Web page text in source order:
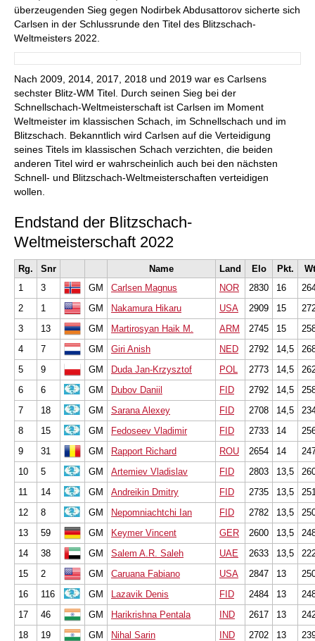
überzeugenden Sieg gegen Nodirbek Abdusattorov sicherte sich
Carlsen in der Schlussrunde den Titel des Blitzschach-
Weltmeisters 2022.
Nach 2009, 2014, 2017, 2018 und 2019 war es Carlsens
sechster Blitz-WM Titel. Durch seinen Sieg bei der
Schnellschach-Weltmeisterschaft ist Carlsen im Moment
Weltmeister im klassischen Schach, im Schnellschach und im
Blitzschach. Bekanntlich wird Carlsen auf die Verteidigung
seines Titels im klassischen Schach verzichten, die beiden
anderen Titel wird er wahrscheinlich auch bei den nächsten
Schnell- und Blitzschach-Weltmeisterschaften verteidigen
wollen.
Endstand der Blitzschach-
Weltmeisterschaft 2022
Rg. Snr Name Land Elo Pkt.
1
3 GM Carlsen Magnus NOR 2830 16
2
1 GM Nakamura Hikaru USA 2909 15
3
13 GM Martirosyan Haik M. ARM 2745 15
4
7 GM Giri Anish NED 2792 14,5
5
9 GM Duda Jan-Krzysztof POL 2773 14,5
6
6 GM Dubov Daniil FID 2792 14,5
7
18 GM Sarana Alexey FID 2708 14,5
8
15 GM Fedoseev Vladimir FID 2733 14
9
31 GM Rapport Richard ROU 2654 14
10
5 GM Artemiev Vladislav FID 2803 13,5
11
14 GM Andreikin Dmitry FID 2735 13,5
12
8 GM Nepomniachtchi Ian FID 2782 13,5
13
59 GM Keymer Vincent GER 2600 13,5
14
38 GM Salem A.R. Saleh UAE 2633 13,5
15
2 GM Caruana Fabiano USA 2847 13
16
116 GM Lazavik Denis FID 2484 13
17
46 GM Harikrishna Pentala IND 2617 13
18
19 GM Nihal Sarin IND 2702 13